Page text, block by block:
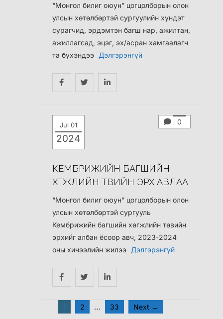
“Монгол билиг оюун” цогцолборын олон
улсын хөтөлбөртэй сургуулийн хүндэт
сурагчид, эрдэмтэн багш нар, ажилтан,
ажиллагсад, эцэг, эх/асран хамгаалагч
та бүхэндээ Дэлгэрэнгүй
Jul 01
2024
0
КЕМБРИЖИЙН БАГШИЙН
ХӨГЖЛИЙН ТӨВИЙН ЭРХ АВЛАА
“Монгол билиг оюун” цогцолборын олон
улсын хөтөлбөртэй сургууль
Кембрижийн багшийн хөгжлийн төвийн
эрхийг албан ёсоор авч, 2023-2024
оны хичээлийн жилээ Дэлгэрэнгүй
1 2 … 33 Next →